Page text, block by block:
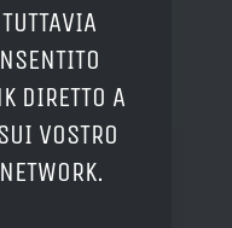
DIRETTO A
VOSTRO